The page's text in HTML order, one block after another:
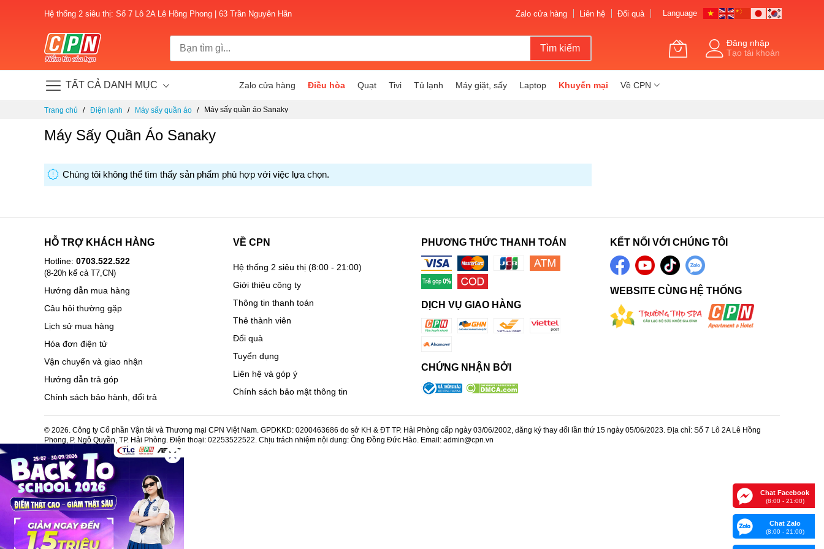
Hệ thống 2 siêu thị: Số 7 Lô 2A Lê Hồng Phong | 63 Trần Nguyên Hãn Zalo cửa hàng Liên hệ Đổi quà Language
TẤT CẢ DANH MỤC
Tìm kiếm
Đăng nhập
Tạo tài khoản
Zalo cửa hàng Điều hòa Quạt Tivi Tủ lạnh Máy giặt, sấy Laptop Khuyến mại Về CPN
Trang chủ Điện lạnh Máy sấy quần áo Máy sấy quần áo Sanaky
Máy Sấy Quần Áo Sanaky
Chúng tôi không thể tìm thấy sản phẩm phù hợp với việc lựa chọn.
HỖ TRỢ KHÁCH HÀNG
Hotline: 0703.522.522
(8-20h kể cả T7,CN)
Hướng dẫn mua hàng
Câu hỏi thường gặp
Lịch sử mua hàng
Hóa đơn điện tử
Vận chuyển và giao nhận
Hướng dẫn trả góp
Chính sách bảo hành, đổi trả
VỀ CPN
Hệ thống 2 siêu thị(8:00 - 21:00)
Giới thiệu công ty
Thông tin thanh toán
Thẻ thành viên
Đổi quà
Tuyển dụng
Liên hệ và góp ý
Chính sách bảo mật thông tin
PHƯƠNG THỨC THANH TOÁN
DỊCH VỤ GIAO HÀNG
CHỨNG NHẬN BỞI
KẾT NỐI VỚI CHÚNG TÔI
WEBSITE CÙNG HỆ THỐNG
© 2026. Công ty Cổ phần Vận tải và Thương mại CPN Việt Nam. GPDKKD: 0200463686 do sở KH & ĐT TP. Hải Phòng cấp ngày 03/06/2002, đăng ký thay đổi lần thứ 15 ngày 05/06/2023. Địa chỉ: Số 7 Lô 2A Lê Hồng
Phong, P. Ngô Quyền, TP. Hải Phòng. Điện thoại: 02253522522. Chịu trách nhiệm nội dung: Ông Đồng Đức Hào. Email: admin@cpn.vn
Chat Facebook
(8:00 - 21:00)
Chat Zalo
(8:00 - 21:00)